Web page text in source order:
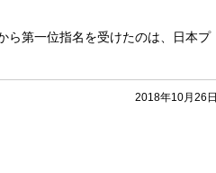
ら第一位指名を受けたのは、日本プ
2018年10月26日